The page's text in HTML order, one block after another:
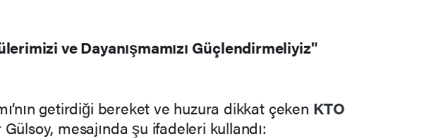
ve Dayanışmamızı Güçlendirmeliyiz"
getirdiği bereket ve huzura dikkat çeken KTO
mesajında şu ifadeleri kullandı: